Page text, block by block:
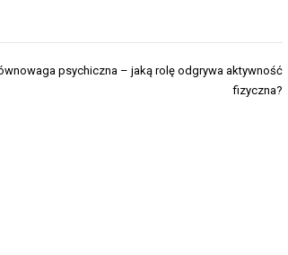
psychiczna – jaką rolę odgrywa aktywność
fizyczna?